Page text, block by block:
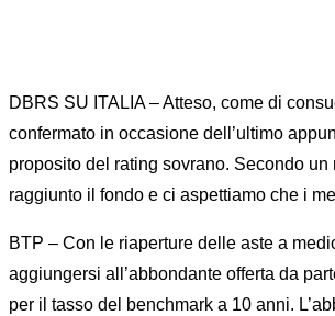
DBRS SU ITALIA – Atteso, come di
confermato in occasione dell’ultimo
proposito del rating sovrano. Secondo
raggiunto il fondo e ci aspettiamo che i
BTP – Con le riaperture delle aste a
aggiungersi all’abbondante offerta da
per il tasso del benchmark a 10 anni.